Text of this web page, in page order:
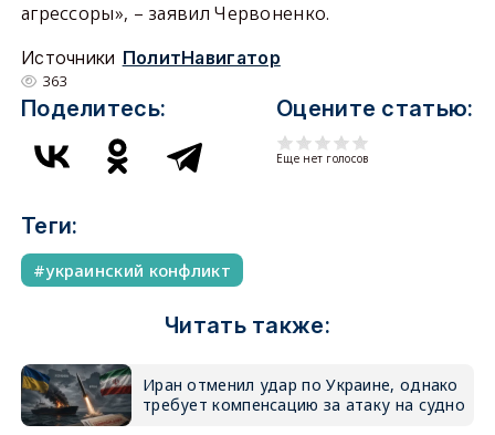
агрессоры», – заявил Червоненко.
Источники ПолитНавигатор
363
Поделитесь: Оцените статью:
Еще нет голосов
Теги:
украинский конфликт
Читать также:
Иран отменил удар по Украине, однако
требует компенсацию за атаку на судно